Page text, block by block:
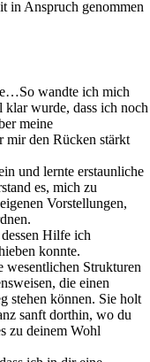
in Anspruch genommen
wandte ich mich
wurde, dass ich noch
meine
mir den Rücken stärkt
und lernte erstaunliche
es, mich zu
Vorstellungen,
Hilfe ich
konnte.
wesentlichen Strukturen
die einen
stehen können. Sie holt
sanft dorthin, wo du
zu deinem Wohl